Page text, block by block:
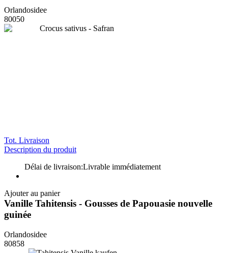
Orlandosidee
80050
Tot. Livraison
Description du produit
Délai de livraison:Livrable immédiatement
Ajouter au panier
Vanille Tahitensis - Gousses de Papouasie nouvelle
guinée
Orlandosidee
80858